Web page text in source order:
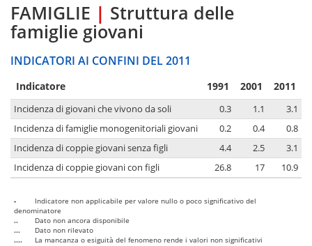
FAMIGLIE | Struttura delle
famiglie giovani
INDICATORI AI CONFINI DEL 2011
Indicatore 1991 2001 2011
Incidenza di giovani che vivono da soli 0.3 1.1
3.1
Incidenza di famiglie monogenitoriali giovani
0.2 0.4
0.8
Incidenza di coppie giovani senza figli
4.4 2.5
3.1
Incidenza di coppie giovani con figli
26.8 17 10.9
-
Indicatore non applicabile per valore nullo o poco significativo del
denominatore
..
Dato non ancora disponibile
...
Dato non rilevato
....
La mancanza o esiguità del fenomeno rende i valori non significativi